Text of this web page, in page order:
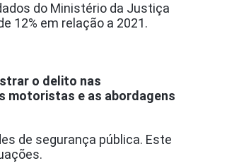
do Ministério da Justiça
12% em relação a 2021.
o delito nas
motoristas e as abordagens
de segurança pública. Este